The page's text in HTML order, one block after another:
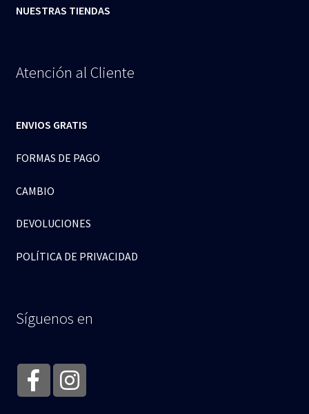
NUESTRAS TIENDAS
Atención al Cliente
ENVIOS GRATIS
FORMAS DE PAGO
CAMBIO
DEVOLUCIONES
POLÍTICA DE PRIVACIDAD
Síguenos en